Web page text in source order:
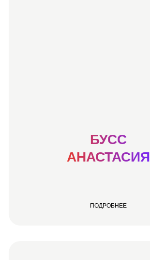
БУСС
АНАСТАСИЯ
ПОДРОБНЕЕ